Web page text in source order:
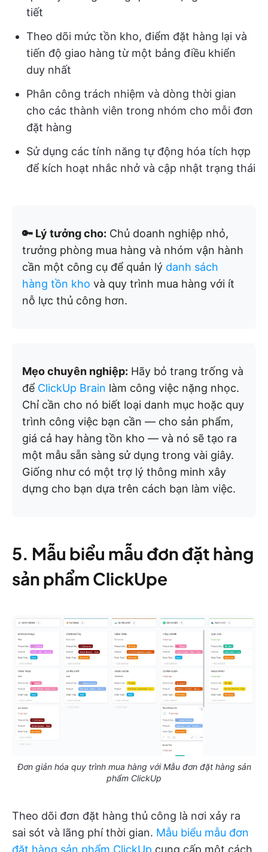
tiết
Theo dõi mức tồn kho, điểm đặt hàng lại và
tiến độ giao hàng từ một bảng điều khiển
duy nhất
Phân công trách nhiệm và dòng thời gian
cho các thành viên trong nhóm cho mỗi đơn
đặt hàng
Sử dụng các tính năng tự động hóa tích hợp
để kích hoạt nhắc nhở và cập nhật trạng thái
🔑 Lý tưởng cho: Chủ doanh nghiệp nhỏ,
trưởng phòng mua hàng và nhóm vận hành
cần một công cụ để quản lý danh sách
hàng tồn kho và quy trình mua hàng với ít
nỗ lực thủ công hơn.
Mẹo chuyên nghiệp: Hãy bỏ trang trống và
để ClickUp Brain làm công việc nặng nhọc.
Chỉ cần cho nó biết loại danh mục hoặc quy
trình công việc bạn cần — cho sản phẩm,
giá cả hay hàng tồn kho — và nó sẽ tạo ra
một mẫu sẵn sàng sử dụng trong vài giây.
Giống như có một trợ lý thông minh xây
dựng cho bạn dựa trên cách bạn làm việc.
5. Mẫu biểu mẫu đơn đặt hàng
sản phẩm ClickUpe
Đơn giản hóa quy trình mua hàng với Mẫu đơn đặt hàng sản
phẩm ClickUp
Theo dõi đơn đặt hàng thủ công là nơi xảy ra
sai sót và lãng phí thời gian. Mẫu biểu mẫu đơn
đặt hàng sản phẩm ClickUp cung cấp một cách